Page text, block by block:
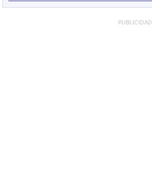
PUBLICIDAD